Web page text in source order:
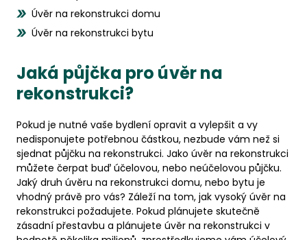
Úvěr na rekonstrukci domu
Úvěr na rekonstrukci bytu
Jaká půjčka pro úvěr na
rekonstrukci?
Pokud je nutné vaše bydlení opravit a vylepšit a vy
nedisponujete potřebnou částkou, nezbude vám než si
sjednat půjčku na rekonstrukci. Jako úvěr na rekonstrukci
můžete čerpat buď účelovou, nebo neúčelovou půjčku.
Jaký druh úvěru na rekonstrukci domu, nebo bytu je
vhodný právě pro vás? Záleží na tom, jak vysoký úvěr na
rekonstrukci požadujete. Pokud plánujete skutečně
zásadní přestavbu a plánujete úvěr na rekonstrukci v